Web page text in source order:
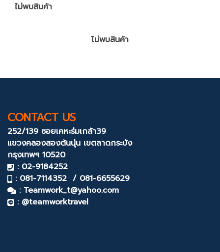
ไม่พบสินค้า
ไม่พบสินค้า
CONTACT US
252/139 ซอยเคหะร่มเกล้า39
แขวงคลองสองต้นนุ่น เขตลาดกระบัง
กรุงเทพฯ 10520
: 02-9184252
: 081-7114352 / 081-6655629
: Teamwork_t@yahoo.com
: @teamworktravel